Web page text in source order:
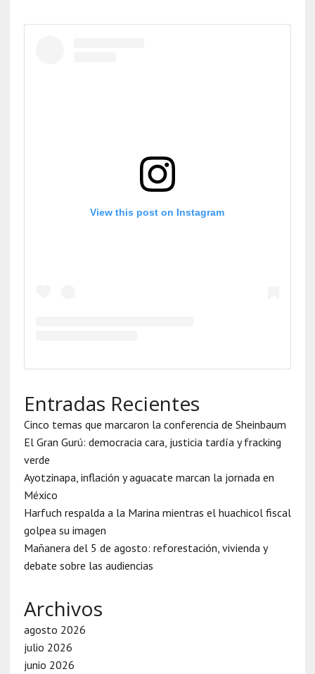
View this post on Instagram
Entradas Recientes
Cinco temas que marcaron la conferencia de Sheinbaum
El Gran Gurú: democracia cara, justicia tardía y fracking
verde
Ayotzinapa, inflación y aguacate marcan la jornada en
México
Harfuch respalda a la Marina mientras el huachicol fiscal
golpea su imagen
Mañanera del 5 de agosto: reforestación, vivienda y
debate sobre las audiencias
Archivos
agosto 2026
julio 2026
junio 2026